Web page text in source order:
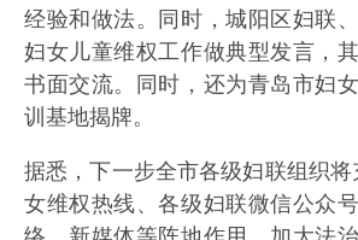
经验和做法。同时，城阳区妇联
妇女儿童维权工作做典型发言，
书面交流。同时，还为青岛市妇
训基地揭牌。
据悉，下一步全市各级妇联组织将
女维权热线、各级妇联微信公众